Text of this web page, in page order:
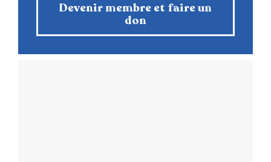
Devenir membre et faire un
don